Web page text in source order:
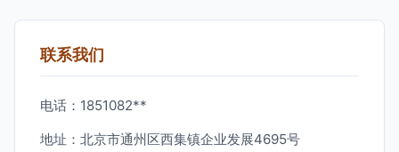
联系我们
电话：1851082**
地址：北京市通州区西集镇企业发展4695号